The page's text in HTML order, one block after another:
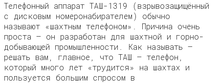
Телефонный аппарат ТАШ-1319 (взрывозащищённый
с дисковым номеронабирателем) обычно
называют «шахтным телефоном». Причина очень
проста — он разработан для шахтной и горно-
добывающей промышленности. Как называть —
решать вам, главное, что ТАШ — телефон,
который много лет «трудится» на шахтах и
пользуется большим спросом в